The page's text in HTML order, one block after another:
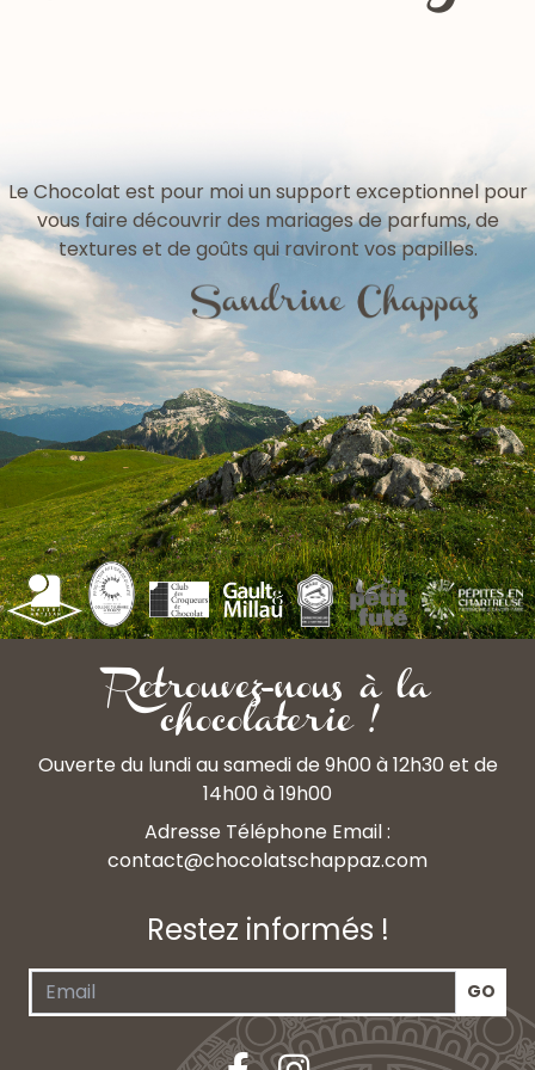
pralinés
Le Chocolat est pour moi un support exceptionnel pour
vous faire découvrir des mariages de parfums, de
textures et de goûts qui raviront vos papilles.
Retrouvez-nous à la
chocolaterie !
Ouverte du lundi au samedi de 9h00 à 12h30 et de
14h00 à 19h00
Adresse Téléphone Email :
contact@chocolatschappaz.com
Restez informés !